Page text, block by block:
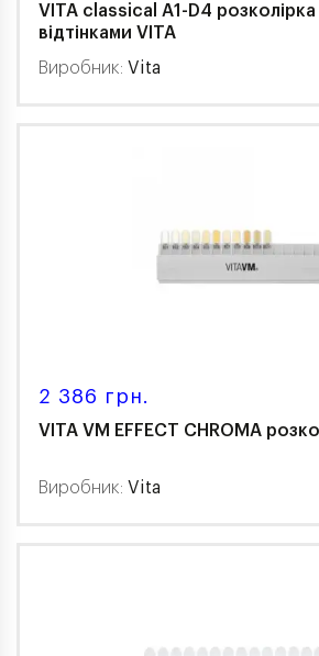
VITA classical A1-D4 розколірка
відтінками VITA
Виробник: Vita
2 386 грн.
VITA VM EFFECT CHROMA
Виробник: Vita